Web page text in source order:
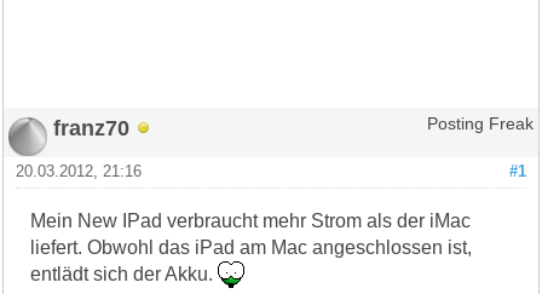
franz70 Posting Freak
#1
20.03.2012, 21:16
Mein New IPad verbraucht mehr Strom als der iMac
liefert. Obwohl das iPad am Mac angeschlossen ist,
entlädt sich der Akku.